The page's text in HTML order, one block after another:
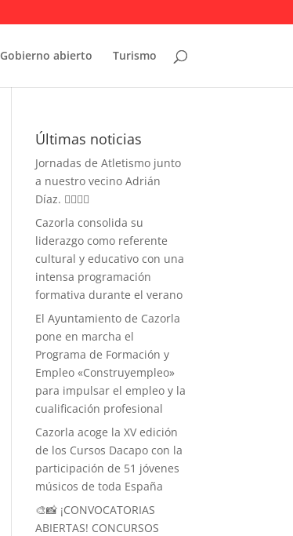
Gobierno abierto Turismo
Últimas noticias
Jornadas de Atletismo junto
a nuestro vecino Adrián
Díaz. 🏃‍♀️🏃‍♂️
Cazorla consolida su
liderazgo como referente
cultural y educativo con una
intensa programación
formativa durante el verano
El Ayuntamiento de Cazorla
pone en marcha el
Programa de Formación y
Empleo «Construyempleo»
para impulsar el empleo y la
cualificación profesional
Cazorla acoge la XV edición
de los Cursos Dacapo con la
participación de 51 jóvenes
músicos de toda España
🎨📸 ¡CONVOCATORIAS
ABIERTAS! CONCURSOS